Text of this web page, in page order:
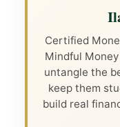
Certified
Mindful
untangle the
keep them
build real